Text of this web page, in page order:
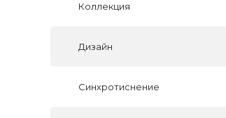
Коллекция
Дизайн
Синхротиснение